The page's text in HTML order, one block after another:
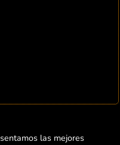
las mejores